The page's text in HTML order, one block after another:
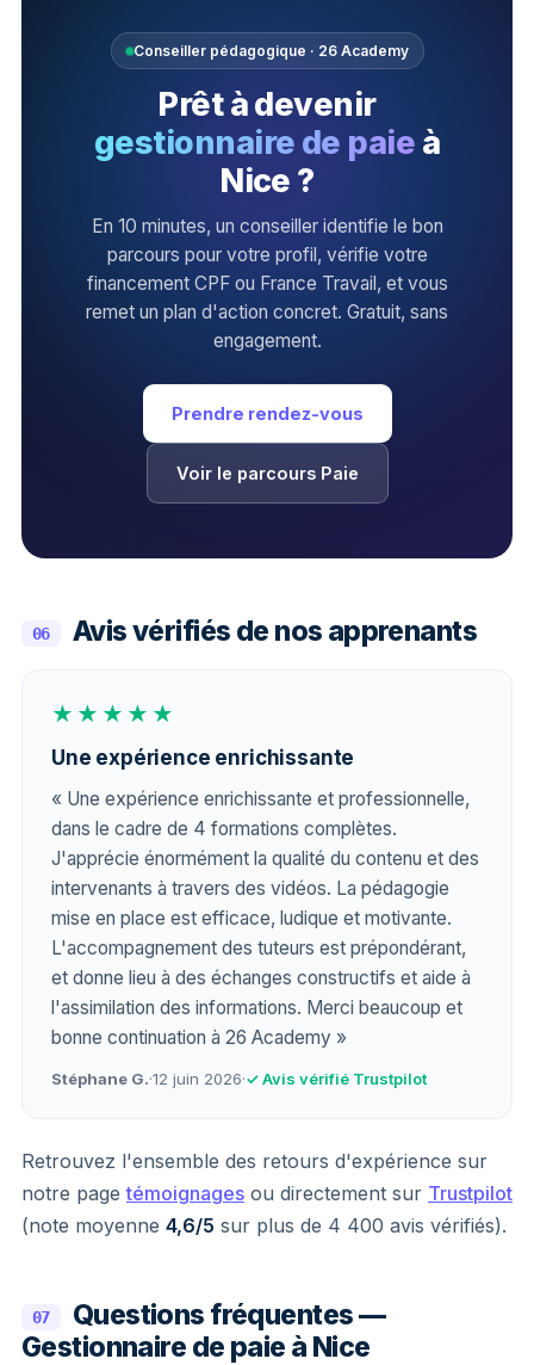
Conseiller pédagogique · 26 Academy
Prêt à devenir
gestionnaire de paie à
Nice ?
En 10 minutes, un conseiller identifie le bon
parcours pour votre profil, vérifie votre
financement CPF ou France Travail, et vous
remet un plan d'action concret. Gratuit, sans
engagement.
Prendre rendez-vous
Voir le parcours Paie
06 Avis vérifiés de nos apprenants
★★★★★
Une expérience enrichissante
« Une expérience enrichissante et professionnelle,
dans le cadre de 4 formations complètes.
J'apprécie énormément la qualité du contenu et des
intervenants à travers des vidéos. La pédagogie
mise en place est efficace, ludique et motivante.
L'accompagnement des tuteurs est prépondérant,
et donne lieu à des échanges constructifs et aide à
l'assimilation des informations. Merci beaucoup et
bonne continuation à 26 Academy »
Stéphane G.·12 juin 2026·✓ Avis vérifié Trustpilot
Retrouvez l'ensemble des retours d'expérience sur
notre pagetémoignages ou directement sur Trustpilot
(note moyenne 4,6/5 sur plus de 4 400 avis vérifiés).
07
Questions fréquentes —
Gestionnaire de paie à Nice